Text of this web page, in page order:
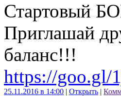
Стартовый
Приглашай
баланс!!!
https://goo.gl/
25.11.2016 в 14:00 | Открыть |